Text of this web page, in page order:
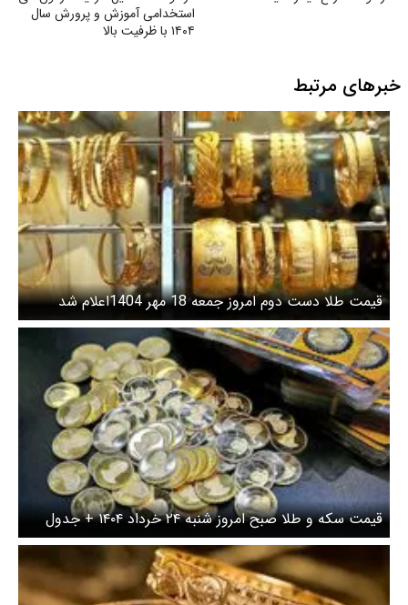
استخدامی آموزش و پرورش سال
۱۴۰۴ با ظرفیت بالا
خبرهای مرتبط
قیمت طلا دست دوم امروز جمعه 18 مهر 1404اعلام شد
قیمت سکه و طلا صبح امروز شنبه ۲۴ خرداد ۱۴۰۴ + جدول